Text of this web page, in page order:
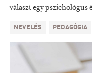
választ egy pszichológus
NEVELÉS PEDAGÓGIA